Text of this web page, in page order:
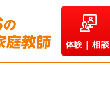
体験｜相談